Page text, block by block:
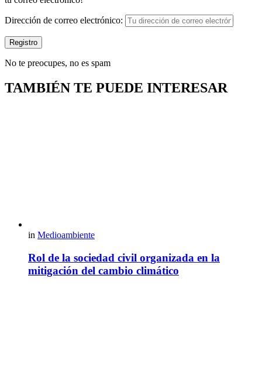
Dirección de correo electrónico:
No te preocupes, no es spam
TAMBIÉN TE PUEDE INTERESAR
in Medioambiente
Rol de la sociedad civil organizada en la
mitigación del cambio climático